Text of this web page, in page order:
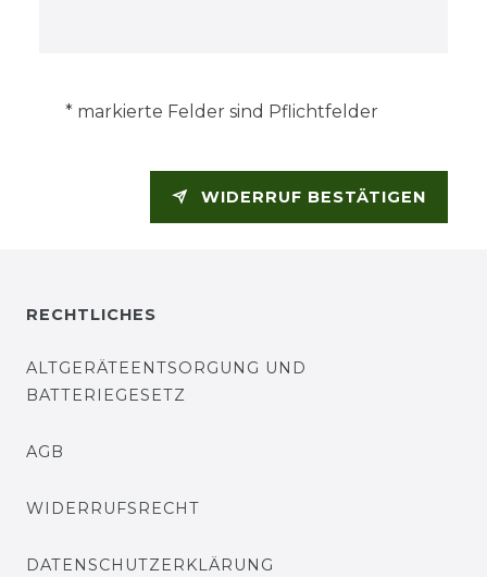
* markierte Felder sind Pflichtfelder
WIDERRUF BESTÄTIGEN
RECHTLICHES
ALTGERÄTEENTSORGUNG UND
BATTERIEGESETZ
AGB
WIDERRUFSRECHT
DATENSCHUTZERKLÄRUNG